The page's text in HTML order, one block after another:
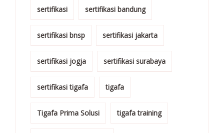
sertifikasi sertifikasi bandung
sertifikasi bnsp sertifikasi jakarta
sertifikasi jogja sertifikasi surabaya
sertifikasi tigafa tigafa
Tigafa Prima Solusi tigafa training